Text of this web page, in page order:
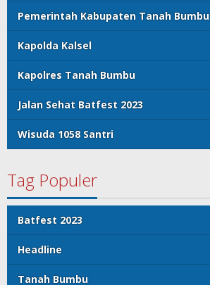
Pemerintah Kabupaten Tanah Bumbu
Kapolda Kalsel
Kapolres Tanah Bumbu
Jalan Sehat Batfest 2023
Wisuda 1058 Santri
Tag Populer
Batfest 2023
Headline
Tanah Bumbu